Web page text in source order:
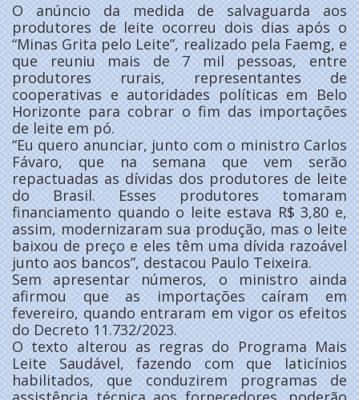
O anúncio da medida de salvaguarda aos
produtores de leite ocorreu dois dias após o
“Minas Grita pelo Leite”, realizado pela Faemg, e
que reuniu mais de 7 mil pessoas, entre
produtores rurais, representantes de
cooperativas e autoridades políticas em Belo
Horizonte para cobrar o fim das importações
de leite em pó.
“Eu quero anunciar, junto com o ministro Carlos
Fávaro, que na semana que vem serão
repactuadas as dívidas dos produtores de leite
do Brasil. Esses produtores tomaram
financiamento quando o leite estava R$ 3,80 e,
assim, modernizaram sua produção, mas o leite
baixou de preço e eles têm uma dívida razoável
junto aos bancos”, destacou Paulo Teixeira.
Sem apresentar números, o ministro ainda
afirmou que as importações caíram em
fevereiro, quando entraram em vigor os efeitos
do Decreto 11.732/2023.
O texto alterou as regras do Programa Mais
Leite Saudável, fazendo com que laticínios
habilitados, que conduzirem programas de